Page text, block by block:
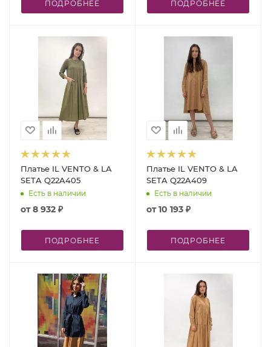
ПОДРОБНЕЕ ПОДРОБНЕЕ
Платье IL VENTO & LA
SETA Q22A405
Есть в наличии
от8 932 ₽
ПОДРОБНЕЕ
Платье IL VENTO & LA
SETA Q22A409
Есть в наличии
от10 193 ₽
ПОДРОБНЕЕ